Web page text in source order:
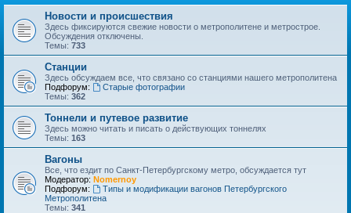
Новости и происшествия
Здесь фиксируются свежие новости о метрополитене и метрострое.
Обсуждения отключены.
Темы: 733
Станции
Здесь обсуждаем все, что связано со станциями нашего метрополитена
Подфорум:
Старые фотографии
Темы: 362
Тоннели и путевое развитие
Здесь можно читать и писать о действующих тоннелях
Темы: 163
Вагоны
Все, что ездит по Санкт-Петербургскому метро, обсуждается тут
Модератор: Nomernoy
Подфорум:
Типы и модификации вагонов Петербургского
Метрополитена
Темы: 341